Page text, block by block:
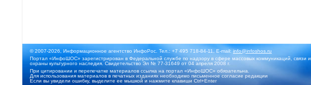
© 2007-2026, Информационное агентство ИнфоРос. Тел.: +7 495 718-84-11, E-mail:info@infoshos.ru
Портал «ИнфоШОС» зарегистрирован в Федеральной службе по надзору в сфере массовых коммуникаций, связи и
охраны культурного наследия. Свидетельство Эл № 77-31649 от 04 апреля 2008 г.
При цитировании и перепечатке материалов ссылка на портал «ИнфоШОС» обязательна.
Для использования материалов в печатных изданиях необходимо письменное согласие редакции
Если вы увидели ошибку, выделите ее мышкой и нажмите клавиши Ctrl+Enter